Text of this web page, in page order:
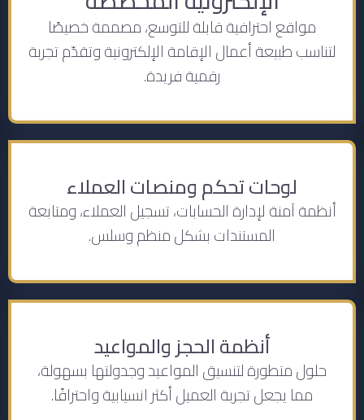
مواقع احترافية قابلة للتوسع، مصممة خصيصًا
لتناسب طبيعة أعمال الإقامة الإلكترونية وتقدّم تجربة
رقمية فريدة.
لوحات تحكم ومنصات العملاء
أنظمة آمنة لإدارة الحسابات، تسجيل العملاء، ومتابعة
المستندات بشكل منظم وسلس.
أنظمة الحجز والمواعيد
حلول متطورة لتنسيق المواعيد وجدولتها بسهولة،
مما يجعل تجربة العميل أكثر انسيابية واحترافًا.